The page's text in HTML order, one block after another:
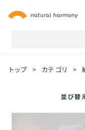
トップ > カテゴリ >
並び替